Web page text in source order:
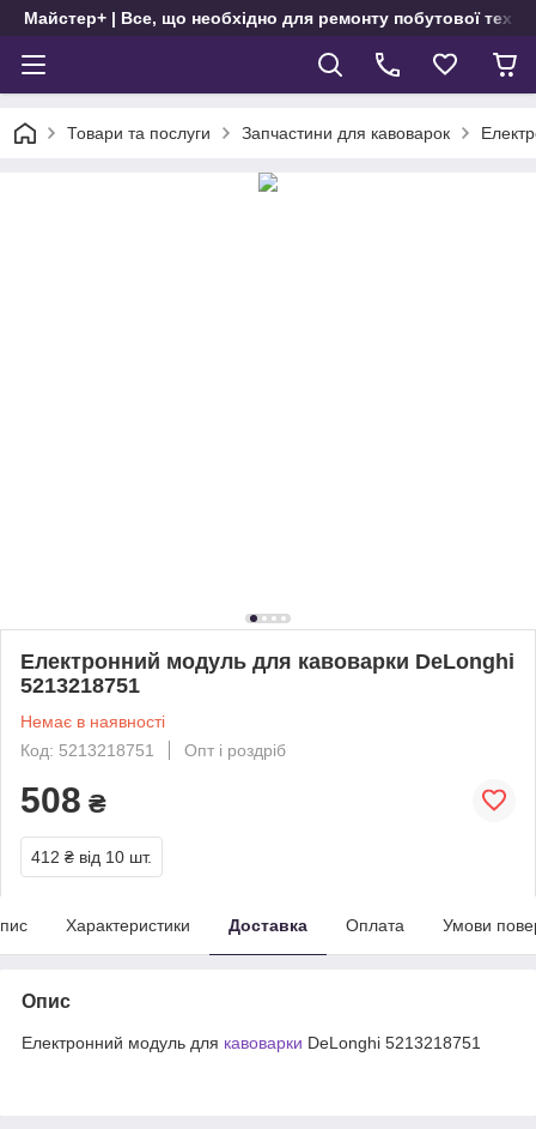
Майстер+ | Все, що необхідно для ремонту побутової
Товари та послуги Запчастини для кавоварок
Електронний модуль для кавоварки DeLonghi
5213218751
Немає в наявності
Код: 5213218751
Опт і роздріб
508 ₴
412 ₴ від 10 шт.
Характеристики Доставка Оплата Умови
Опис
Електронний модуль для кавоварки DeLonghi 5213218751